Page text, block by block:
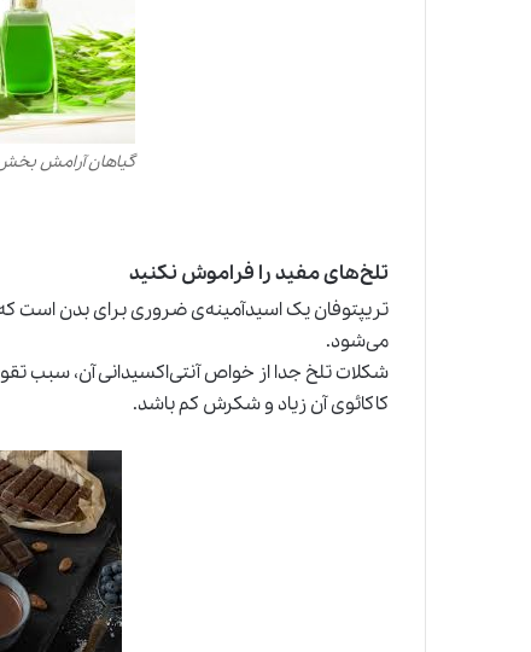
گیاهان آرامش
تلخ‌های مفید را فراموش نکنید
تریپتوفان یک اسیدآمینه‌ی ضروری برای بدن
می‌شود.
شکلات تلخ جدا از خواص آنتی‌اکسیدانی آن، سبب
کاکائوی آن زیاد و شکرش کم باشد.